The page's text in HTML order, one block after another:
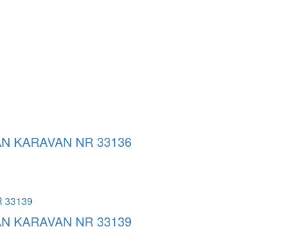
KARAVAN NR 33136
KARAVAN NR 33139